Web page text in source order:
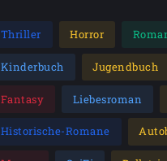
Thriller Horror
Kinderbuch Jugendbuch
Fantasy Liebesroman
Historische-Romane